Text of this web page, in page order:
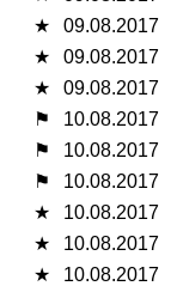
★
09.08.2017
★
09.08.2017
★
09.08.2017
⚑
10.08.2017
⚑
10.08.2017
⚑
10.08.2017
★
10.08.2017
★
10.08.2017
★
10.08.2017